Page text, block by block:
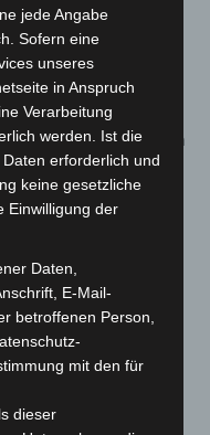
und Selters
des Vorstands
e.V., Andreas
bei den
gut angekommen
der Location, dem
zufrieden. Ihn hat
der Fotos viel
erhalten hat.
jede Angabe
Sofern eine
unseres
in Anspruch
Verarbeitung
werden. Ist die
erforderlich und
keine gesetzliche
Einwilligung der
Daten,
E-Mail-
betroffenen Person,
mit den für
dieser